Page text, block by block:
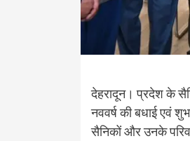
देहरादून। प्रदेश के
नववर्ष की बधाई एवं
सैनिकों और उनके